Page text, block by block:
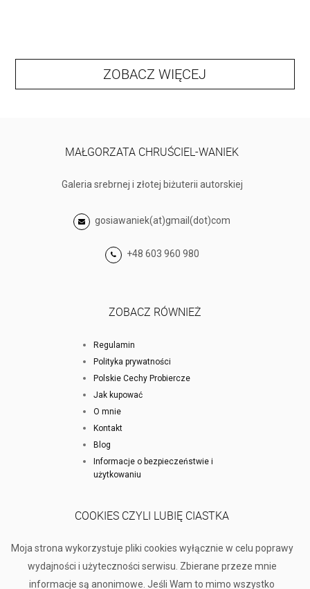
ZOBACZ WIĘCEJ
MAŁGORZATA CHRUŚCIEL-WANIEK
Galeria srebrnej i złotej biżuterii autorskiej
gosiawaniek(at)gmail(dot)com
+48 603 960 980
ZOBACZ RÓWNIEŻ
Regulamin
Polityka prywatności
Polskie Cechy Probiercze
Jak kupować
O mnie
Kontakt
Blog
Informacje o bezpieczeństwie i
użytkowaniu
COOKIES CZYLI LUBIĘ CIASTKA
Moja strona wykorzystuje pliki cookies wyłącznie w celu poprawy
wydajności i użyteczności serwisu. Zbierane przeze mnie
informacje są anonimowe. Jeśli Wam to mimo wszystko